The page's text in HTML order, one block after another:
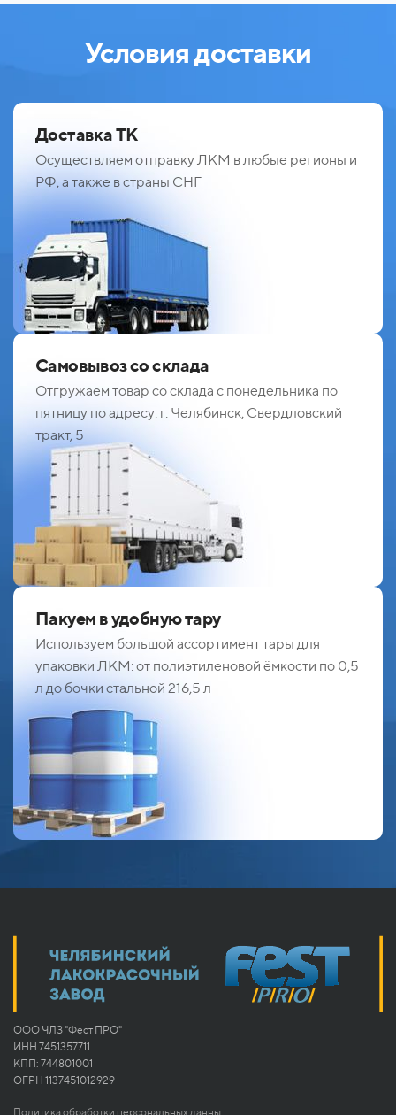
Условия доставки
Доставка ТК
Осуществляем отправку ЛКМ в любые регионы и
РФ, а также в страны СНГ
Самовывоз со склада
Отгружаем товар со склада с понедельника по
пятницу по адресу: г. Челябинск, Свердловский
тракт, 5
Пакуем в удобную тару
Используем большой ассортимент тары для
упаковки ЛКМ: от полиэтиленовой ёмкости по 0,5
л до бочки стальной 216,5 л
ООО ЧЛЗ "Фест ПРО"
ИНН 7451357711
КПП: 744801001
ОГРН 1137451012929
Политика обработки персональных данны